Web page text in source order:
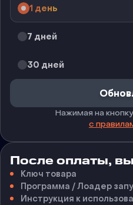
1 день
7 дней
30 дней
Нажимая на
с
После оплаты,
Ключ товара
Программа / Лоадер
Инструкция к